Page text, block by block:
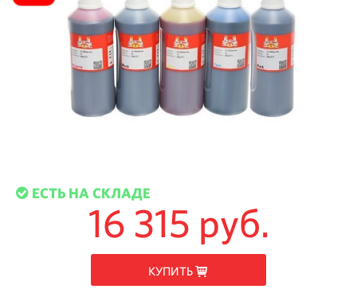
ЕСТЬ НА СКЛАДЕ
16 315 руб.
КУПИТЬ